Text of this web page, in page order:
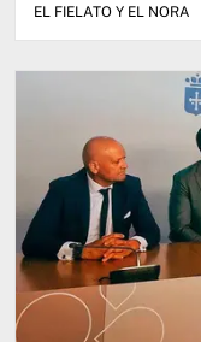
EL FIELATO Y EL NORA